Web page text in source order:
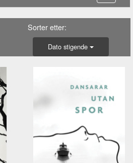
Sorter etter:
Dato stigende